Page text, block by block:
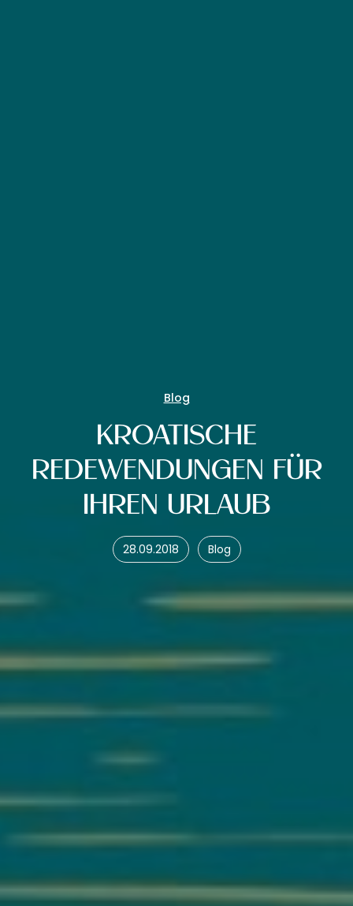
Blog
KROATISCHE
REDEWENDUNGEN FÜR
IHREN URLAUB
28.09.2018 Blog